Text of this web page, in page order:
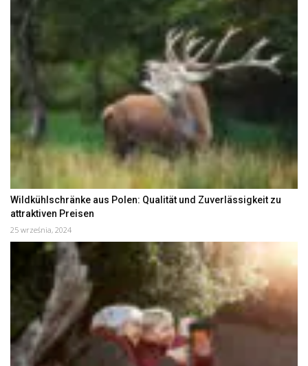
Wildkühlschränke aus Polen: Qualität und Zuverlässigkeit zu
attraktiven Preisen
25 września, 2024